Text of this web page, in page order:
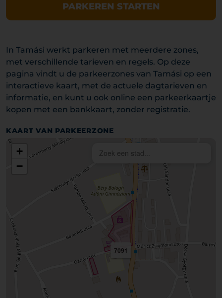
PARKEREN STARTEN
In Tamási werkt parkeren met meerdere zones,
met verschillende tarieven en regels. Op deze
pagina vindt u de parkeerzones van Tamási op een
interactieve kaart, met de actuele dagtarieven en
informatie, en kunt u ook online een parkeerkaartje
kopen met een bankkaart, zonder registratie.
KAART VAN PARKEERZONE
7091
+
−